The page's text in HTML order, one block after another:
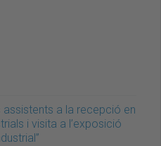
a la recepció en
i visita a l’exposició